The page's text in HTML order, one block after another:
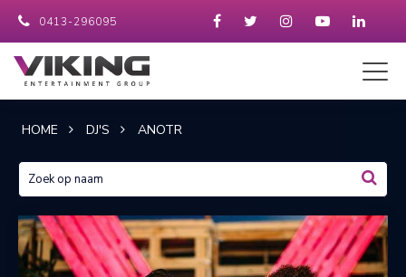
0413-296095
HOME DJ'S ANOTR